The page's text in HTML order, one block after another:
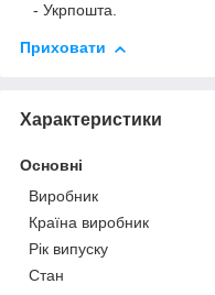
- Укрпошта.
Приховати
Характеристики
Основні
Виробник
Країна виробник
Рік випуску
Стан